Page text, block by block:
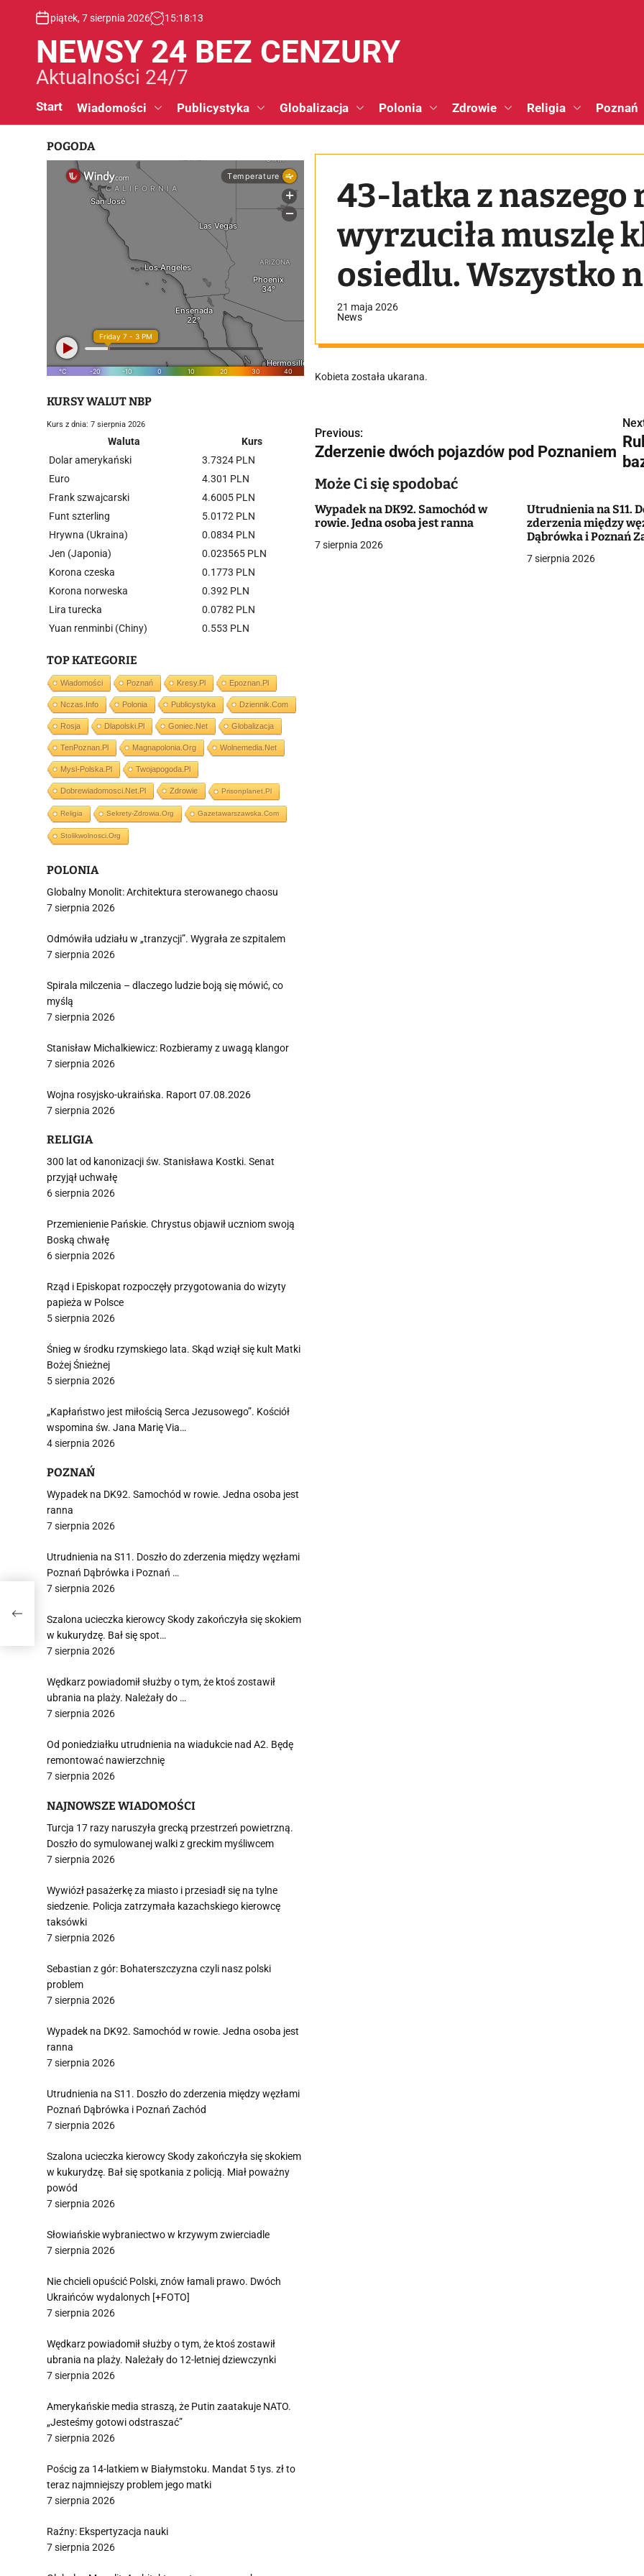
piątek, 7 sierpnia 2026 15:18:14
NEWSY 24 BEZ CENZURY
Aktualności 24/7
Start Wiadomości Publicystyka Globalizacja Polonia Zdrowie Religia Poznań
43-latka z naszego
wyrzuciła muszlę
osiedlu. Wszystko
21 maja 2026
News
Kobieta została ukarana.
N
a
w
i
g
Previous:
Zderzenie dwóch pojazdów pod Poznaniem
Może Ci się spodobać
Wypadek na DK92. Samochód w
rowie. Jedna osoba jest ranna
7 sierpnia 2026
Utrudnienia na S11.
zderzenia między
Dąbrówka i Poznań
7 sierpnia 2026
POGODA
KURSY WALUT NBP
Kurs z dnia: 7 sierpnia 2026
Waluta
Kurs
Dolar amerykański
3.7324 PLN
Euro
4.301 PLN
Frank szwajcarski
4.6005 PLN
Funt szterling
5.0172 PLN
Hrywna (Ukraina)
0.0834 PLN
Jen (Japonia)
0.023565 PLN
Korona czeska
0.1773 PLN
Korona norweska
0.392 PLN
Lira turecka
0.0782 PLN
Yuan renminbi (Chiny)
0.553 PLN
TOP KATEGORIE
Wiadomości Poznań Kresy.pl Epoznan.pl
Nczas.info Polonia Publicystyka Dziennik.com
Rosja Dlapolski.pl Goniec.net Globalizacja
TenPoznan.pl Magnapolonia.org Wolnemedia.net
Mysl-Polska.pl Twojapogoda.pl
Dobrewiadomosci.net.pl Zdrowie Prisonplanet.pl
Religia Sekrety-Zdrowia.org Gazetawarszawska.com
Stolikwolnosci.org
POLONIA
Globalny Monolit: Architektura sterowanego chaosu
7 sierpnia 2026
Odmówiła udziału w „tranzycji”. Wygrała ze szpitalem
7 sierpnia 2026
Spirala milczenia – dlaczego ludzie boją się mówić, co
myślą
7 sierpnia 2026
Stanisław Michalkiewicz: Rozbieramy z uwagą klangor
7 sierpnia 2026
Wojna rosyjsko-ukraińska. Raport 07.08.2026
7 sierpnia 2026
RELIGIA
300 lat od kanonizacji św. Stanisława Kostki. Senat
przyjął uchwałę
6 sierpnia 2026
Przemienienie Pańskie. Chrystus objawił uczniom swoją
Boską chwałę
6 sierpnia 2026
Rząd i Episkopat rozpoczęły przygotowania do wizyty
papieża w Polsce
5 sierpnia 2026
Śnieg w środku rzymskiego lata. Skąd wziął się kult Matki
Bożej Śnieżnej
5 sierpnia 2026
„Kapłaństwo jest miłością Serca Jezusowego”. Kościół
wspomina św. Jana Marię Via…
4 sierpnia 2026
POZNAŃ
Wypadek na DK92. Samochód w rowie. Jedna osoba jest
ranna
7 sierpnia 2026
Utrudnienia na S11. Doszło do zderzenia między węzłami
Poznań Dąbrówka i Poznań …
7 sierpnia 2026
Szalona ucieczka kierowcy Skody zakończyła się skokiem
w kukurydzę. Bał się spot…
7 sierpnia 2026
Wędkarz powiadomił służby o tym, że ktoś zostawił
ubrania na plaży. Należały do …
7 sierpnia 2026
Od poniedziałku utrudnienia na wiadukcie nad A2. Będę
remontować nawierzchnię
7 sierpnia 2026
NAJNOWSZE WIADOMOŚCI
Turcja 17 razy naruszyła grecką przestrzeń powietrzną.
Doszło do symulowanej walki z greckim myśliwcem
7 sierpnia 2026
Wywiózł pasażerkę za miasto i przesiadł się na tylne
siedzenie. Policja zatrzymała kazachskiego kierowcę
taksówki
7 sierpnia 2026
Sebastian z gór: Bohaterszczyzna czyli nasz polski
problem
7 sierpnia 2026
Wypadek na DK92. Samochód w rowie. Jedna osoba jest
ranna
7 sierpnia 2026
Utrudnienia na S11. Doszło do zderzenia między węzłami
Poznań Dąbrówka i Poznań Zachód
7 sierpnia 2026
Szalona ucieczka kierowcy Skody zakończyła się skokiem
w kukurydzę. Bał się spotkania z policją. Miał poważny
powód
7 sierpnia 2026
Słowiańskie wybraniectwo w krzywym zwierciadle
7 sierpnia 2026
Nie chcieli opuścić Polski, znów łamali prawo. Dwóch
Ukraińców wydalonych [+FOTO]
7 sierpnia 2026
Wędkarz powiadomił służby o tym, że ktoś zostawił
ubrania na plaży. Należały do 12-letniej dziewczynki
7 sierpnia 2026
Amerykańskie media straszą, że Putin zaatakuje NATO.
„Jesteśmy gotowi odstraszać”
7 sierpnia 2026
Pościg za 14-latkiem w Białymstoku. Mandat 5 tys. zł to
teraz najmniejszy problem jego matki
7 sierpnia 2026
Raźny: Ekspertyzacja nauki
7 sierpnia 2026